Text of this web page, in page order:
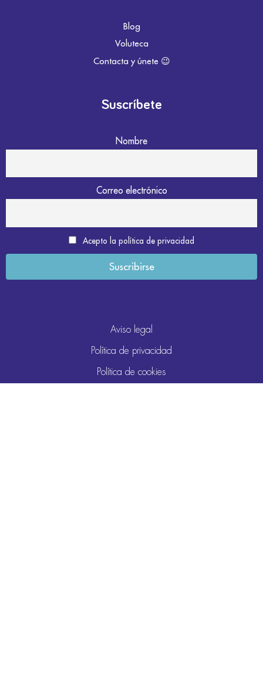
Blog
Voluteca
Contacta y únete 😉
Suscríbete
Nombre
Correo electrónico
Acepto la política de privacidad
Aviso legal
Política de privacidad
Política de cookies